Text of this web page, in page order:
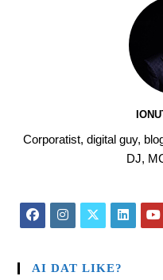
Corporatist, digital guy,
DJ,
AI DAT LIKE?